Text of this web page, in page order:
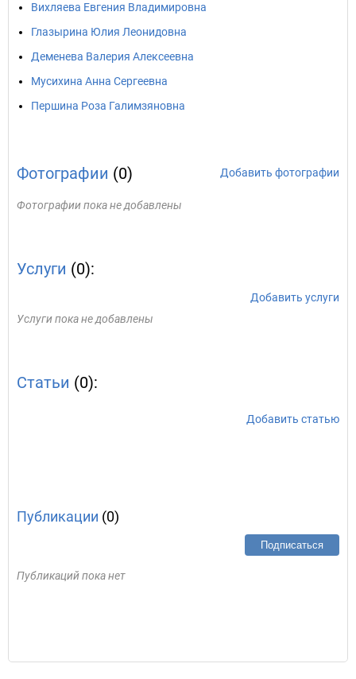
Вихляева Евгения Владимировна
Глазырина Юлия Леонидовна
Деменева Валерия Алексеевна
Мусихина Анна Сергеевна
Першина Роза Галимзяновна
Фотографии (0) Добавить фотографии
Фотографии пока не добавлены
Услуги (0):
Добавить услуги
Услуги пока не добавлены
Статьи (0):
Добавить статью
Публикации (0)
Подписаться
Публикаций пока нет